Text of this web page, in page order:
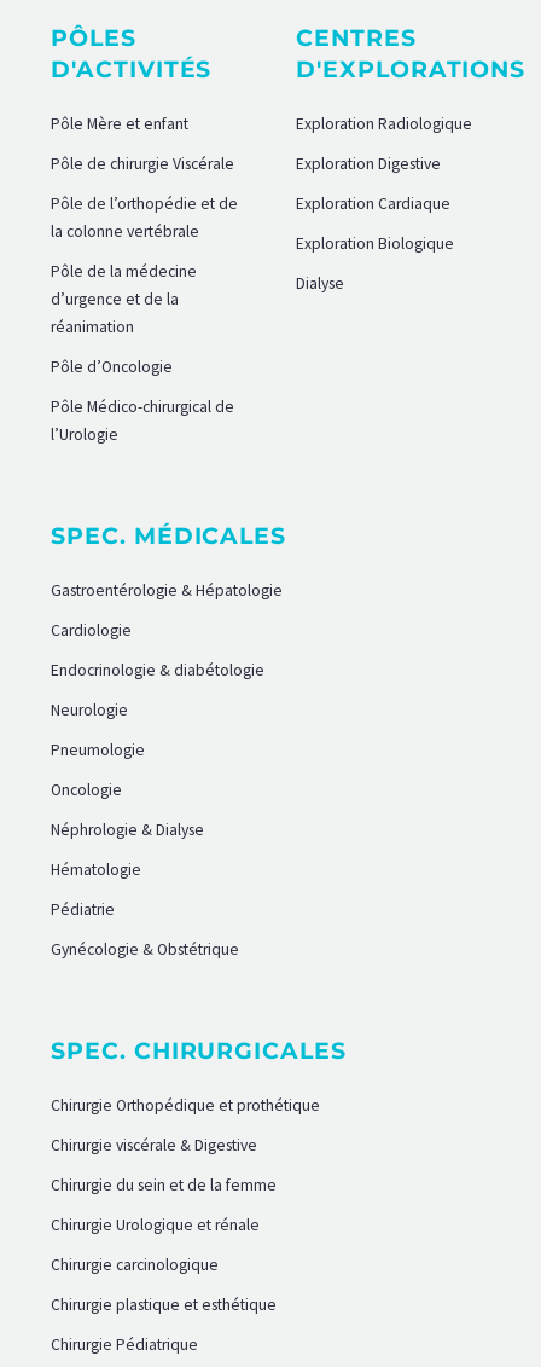
PÔLES
D'ACTIVITÉS
Pôle Mère et enfant
Pôle de chirurgie Viscérale
Pôle de l’orthopédie et de
la colonne vertébrale
Pôle de la médecine
d’urgence et de la
réanimation
Pôle d’Oncologie
Pôle Médico-chirurgical de
l’Urologie
CENTRES
D'EXPLORATIONS
Exploration Radiologique
Exploration Digestive
Exploration Cardiaque
Exploration Biologique
Dialyse
SPEC. MÉDICALES
Gastroentérologie & Hépatologie
Cardiologie
Endocrinologie & diabétologie
Neurologie
Pneumologie
Oncologie
Néphrologie & Dialyse
Hématologie
Pédiatrie
Gynécologie & Obstétrique
SPEC. CHIRURGICALES
Chirurgie Orthopédique et prothétique
Chirurgie viscérale & Digestive
Chirurgie du sein et de la femme
Chirurgie Urologique et rénale
Chirurgie carcinologique
Chirurgie plastique et esthétique
Chirurgie Pédiatrique